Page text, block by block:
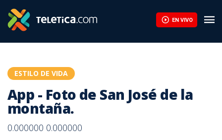
EN VIVO
ESTILO DE VIDA
App - Foto de San José de la
montaña.
0.000000 0.000000